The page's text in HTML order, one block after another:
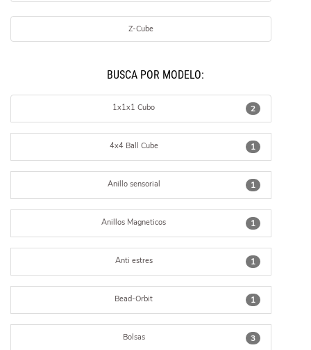
Z-Cube
BUSCÁ POR MODELO:
2
1x1x1 Cubo
1
4x4 Ball Cube
1
Anillo sensorial
1
Anillos Magneticos
1
Anti estres
1
Bead-Orbit
3
Bolsas